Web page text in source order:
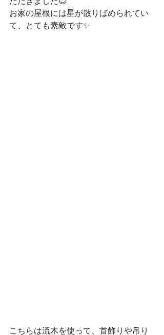
お家の屋根には星が散りばめられてい
て、とても素敵です✨
こちらは流木を使って、首飾りや吊り